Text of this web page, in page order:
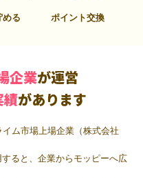
める ポイント交換
企業が運営
績があります
ム市場上場企業（株式会社
ると、企業からモッピーへ広